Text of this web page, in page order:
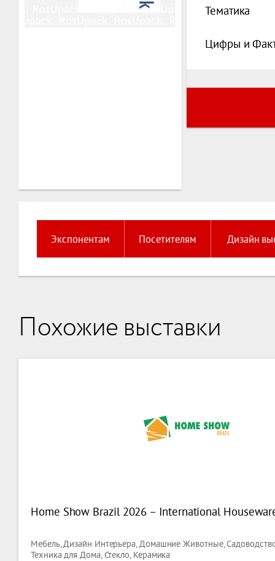
Тематика
Цифры и
Экспонентам Посетителям Дизайн
Похожие выставки
Home Show Brazil 2026 – International
Мебель, Дизайн Интерьера, Домашние Животные,
Техника для Дома, Стекло, Керамика